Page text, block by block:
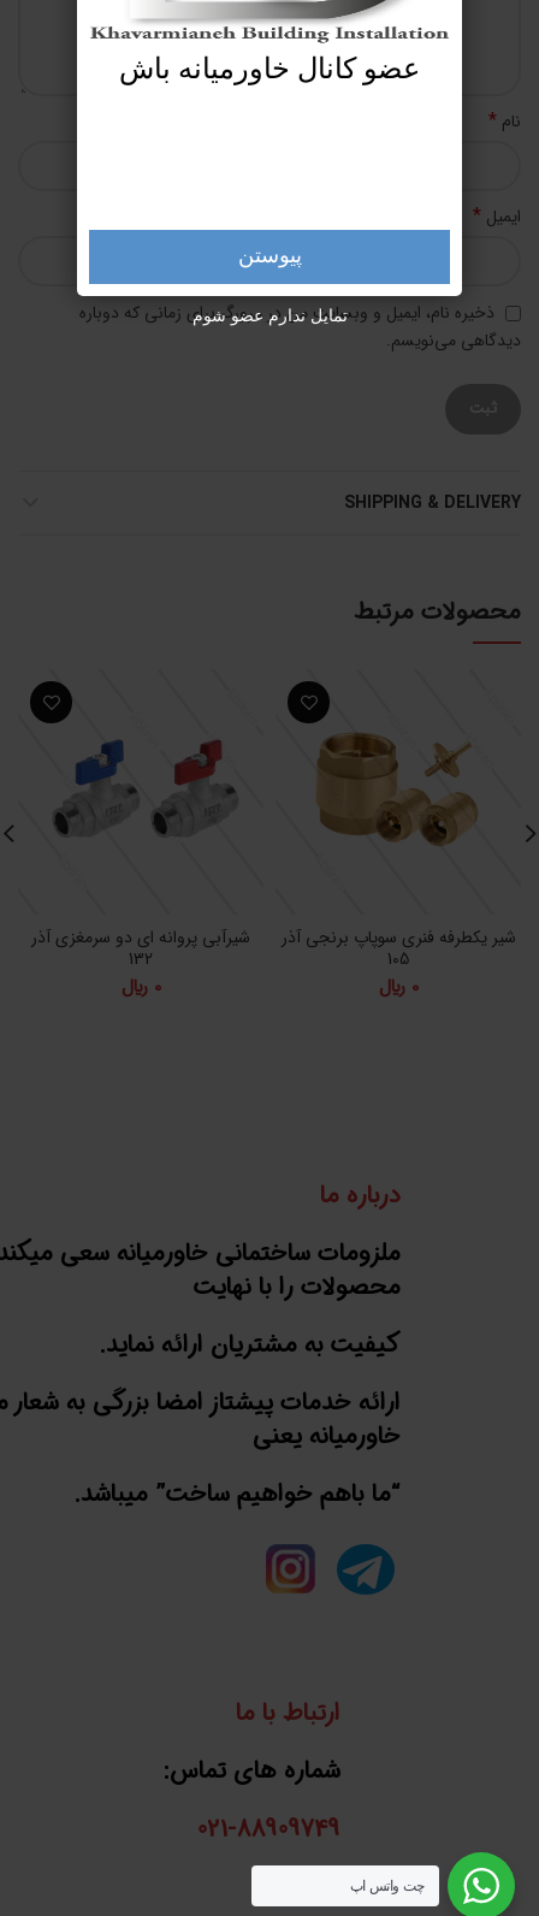
نام *
ایمیل *
ذخیره نام، ایمیل و وبسایت من در مرورگر برای زمانی که دوباره
دیدگاهی می‌نویسم.
SHIPPING & DELIVERY
محصولات مرتبط
شیر یکطرفه فنری سوپاپ برنجی آذر
105
0 ﷼
شیرآبی پروانه ای دو سرمغزی آذر
132
0 ﷼
درباره ما
ملزومات ساختمانی خاورمیانه سعی
محصولات را با نهایت
کیفیت به مشتریان ارائه نماید.
ارائه خدمات پیشتاز امضا بزرگی به شعار
خاورمیانه یعنی
“ما باهم خواهیم ساخت” میباشد.
ارتباط با ما
شماره های تماس:
021-88909749
عضو کانال خاورمیانه باش
پیوستن
تمایل ندارم عضو شوم
چت واتس اپ